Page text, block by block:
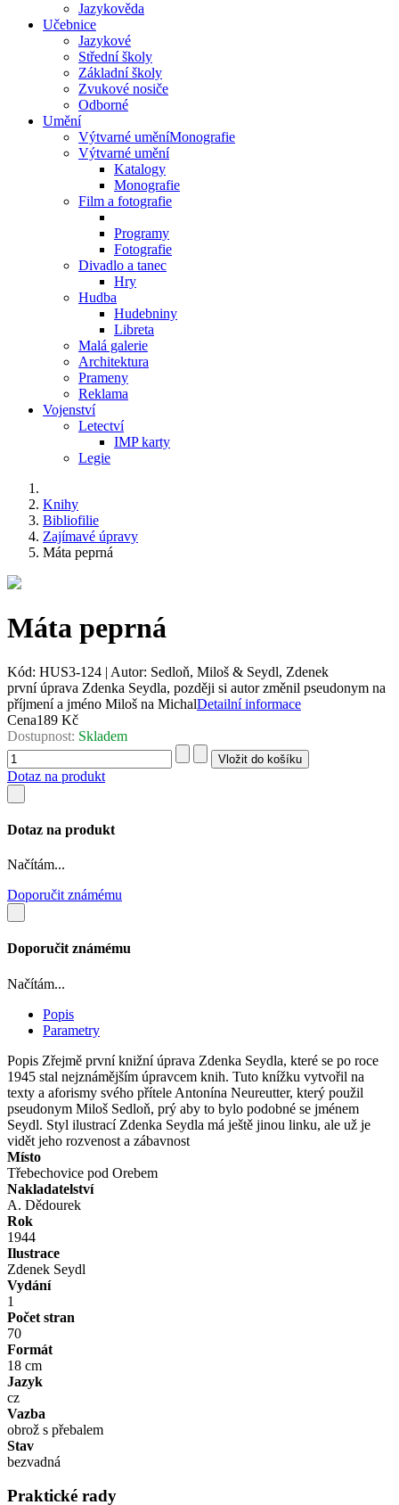
Jazykověda
Učebnice
Jazykové
Střední školy
Základní školy
Zvukové nosiče
Odborné
Umění
Výtvarné uměníMonografie
Výtvarné umění
Katalogy
Monografie
Film a fotografie
Programy
Fotografie
Divadlo a tanec
Hry
Hudba
Hudebniny
Libreta
Malá galerie
Architektura
Prameny
Reklama
Vojenství
Letectví
IMP karty
Legie
Knihy
Bibliofilie
Zajímavé úpravy
Máta peprná
Máta peprná
Kód: HUS3-124 | Autor: Sedloň, Miloš & Seydl, Zdenek
první úprava Zdenka Seydla, později si autor změnil pseudonym na
příjmení a jméno Miloš na MichalDetailní informace
Cena189 Kč
Dostupnost: Skladem
Dotaz na produkt
Dotaz na produkt
Načítám...
Doporučit známému
Doporučit známému
Načítám...
Popis
Parametry
Popis Zřejmě první knižní úprava Zdenka Seydla, které se po roce
1945 stal nejznámějším úpravcem knih. Tuto knížku vytvořil na
texty a aforismy svého přítele Antonína Neureutter, který použil
pseudonym Miloš Sedloň, prý aby to bylo podobné se jménem
Seydl. Styl ilustrací Zdenka Seydla má ještě jinou linku, ale už je
vidět jeho rozvenost a zábavnost
Místo
Třebechovice pod Orebem
Nakladatelství
A. Dědourek
Rok
1944
Ilustrace
Zdenek Seydl
Vydání
1
Počet stran
70
Formát
18 cm
Jazyk
cz
Vazba
obrož s přebalem
Stav
bezvadná
Praktické rady